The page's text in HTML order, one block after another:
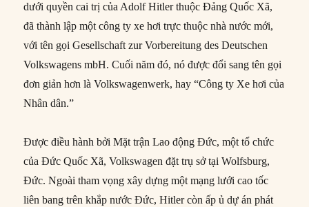
dưới quyền cai trị của Adolf Hitler thuộc Đảng Quốc Xã,
đã thành lập một công ty xe hơi trực thuộc nhà nước mới,
với tên gọi Gesellschaft zur Vorbereitung des Deutschen
Volkswagens mbH. Cuối năm đó, nó được đổi sang tên gọi
đơn giản hơn là Volkswagenwerk, hay “Công ty Xe hơi của
Nhân dân.”
Được điều hành bởi Mặt trận Lao động Đức, một tổ chức
của Đức Quốc Xã, Volkswagen đặt trụ sở tại Wolfsburg,
Đức. Ngoài tham vọng xây dựng một mạng lưới cao tốc
liên bang trên khắp nước Đức, Hitler còn ấp ủ dự án phát